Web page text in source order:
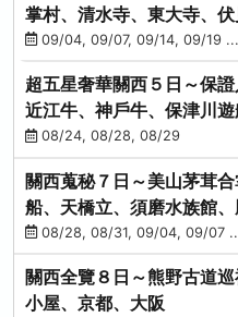
掌村、清水寺、東大寺、
09/04, 09/07, 09/14, 09/19
超五星奢華關西５日～保
近江牛、神戶牛、保津川
08/24, 08/28, 08/29
關西蒐秘７日～美山茅茸
船、天橋立、須磨水族館
08/28, 08/31, 09/04, 09/07
關西全覽８日～熊野古道
小屋、京都、大阪